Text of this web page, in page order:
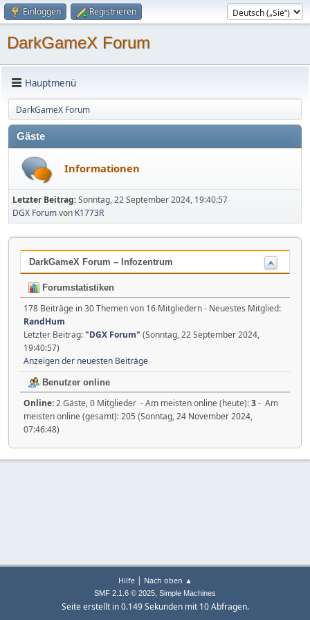
Einloggen Registrieren
DarkGameX Forum
Hauptmenü
DarkGameX Forum
Gäste
Informationen
Letzter Beitrag:Sonntag, 22 September 2024, 19:40:57
DGX Forumvon K1773R
DarkGameX Forum – Infozentrum
Forumstatistiken
178 Beiträge in 30 Themen von 16 Mitgliedern - Neuestes Mitglied:
RandHum
Letzter Beitrag:"DGX Forum" (Sonntag, 22 September 2024,
19:40:57)
Anzeigen der neuesten Beiträge
Benutzer online
Online:2 Gäste, 0 Mitglieder - Am meisten online (heute):3- Am
meisten online (gesamt): 205 (Sonntag, 24 November 2024,
07:46:48)
Hilfe| Nach oben ▲
SMF 2.1.6 © 2025, Simple Machines
Seite erstellt in 0.149 Sekunden mit 10 Abfragen.